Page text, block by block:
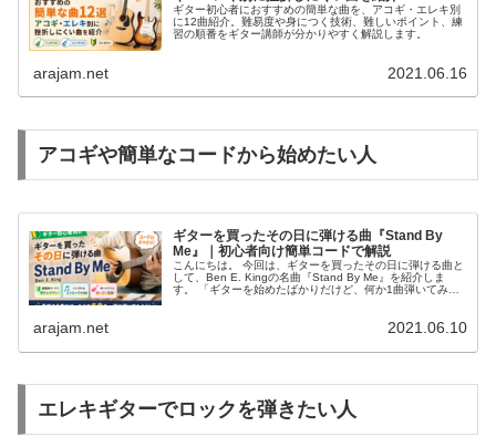
ギター初心者におすすめの簡単な曲を、アコギ・エレキ別
に12曲紹介。難易度や身につく技術、難しいポイント、練
習の順番をギター講師が分かりやすく解説します。
arajam.net 2021.06.16
アコギや簡単なコードから始めたい人
ギターを買ったその日に弾ける曲『Stand By
Me』｜初心者向け簡単コードで解説
こんにちは。 今回は、ギターを買ったその日に弾ける曲と
して、Ben E. Kingの名曲『Stand By Me』を紹介しま
す。 「ギターを始めたばかりだけど、何か1曲弾いてみた
arajam.net 2021.06.10
エレキギターでロックを弾きたい人